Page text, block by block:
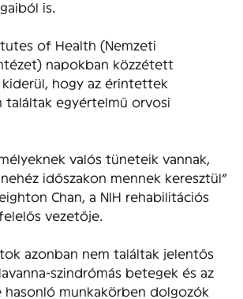
is.
of Health (Nemzeti
napokban közzétett
hogy az érintettek
találtak egyértelmű orvosi
valós tüneteik vannak,
időszakon mennek keresztül”
Chan, a NIH rehabilitációs
vezetője.
azonban nem találtak jelentős
szindrómás betegek és az
hasonló munkakörben dolgozók